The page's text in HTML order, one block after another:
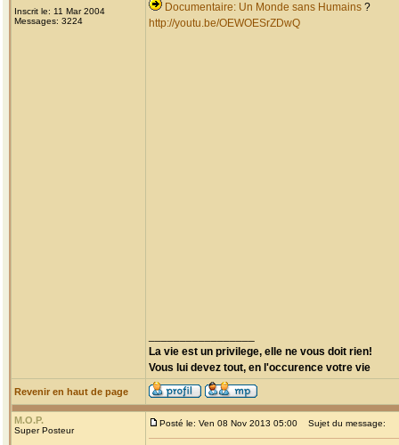
Inscrit le: 11 Mar 2004
Messages: 3224
Documentaire: Un Monde sans Humains ?
http://youtu.be/OEWOESrZDwQ
La vie est un privilege, elle ne vous doit rien!
Vous lui devez tout, en l'occurence votre vie
Revenir en haut de page
M.O.P.
Super Posteur
Posté le: Ven 08 Nov 2013 05:00 Sujet du message: